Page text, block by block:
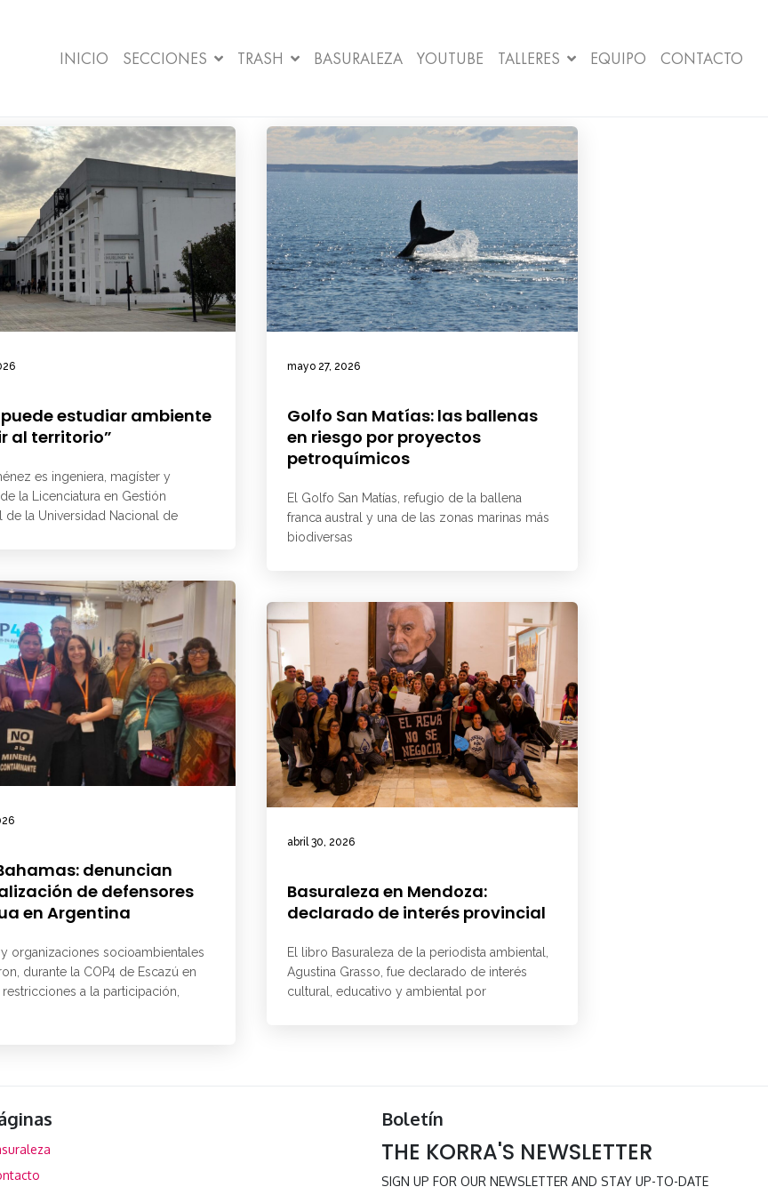
INICIO SECCIONES TRASH BASURALEZA YOUTUBE TALLERES EQUIPO CONTACTO
puede estudiar ambiente
al territorio”
es ingeniera, magíster y
la Licenciatura en Gestión
de la Universidad Nacional de
mayo 27, 2026
Golfo San Matías: las ballenas
en riesgo por proyectos
petroquímicos
El Golfo San Matías, refugio de la ballena
franca austral y una de las zonas marinas más
biodiversas
denuncian
de defensores
en Argentina
organizaciones socioambientales
durante la COP4 de Escazú en
restricciones a la participación,
abril 30, 2026
Basuraleza en Mendoza:
declarado de interés provincial
El libro Basuraleza de la periodista ambiental,
Agustina Grasso, fue declarado de interés
cultural, educativo y ambiental por
Boletín
THE KORRA'S NEWSLETTER
SIGN UP FOR OUR NEWSLETTER AND STAY UP-TO-DATE